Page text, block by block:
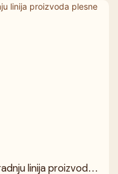
veći zahtjevi u
brzine
linija proizvoda